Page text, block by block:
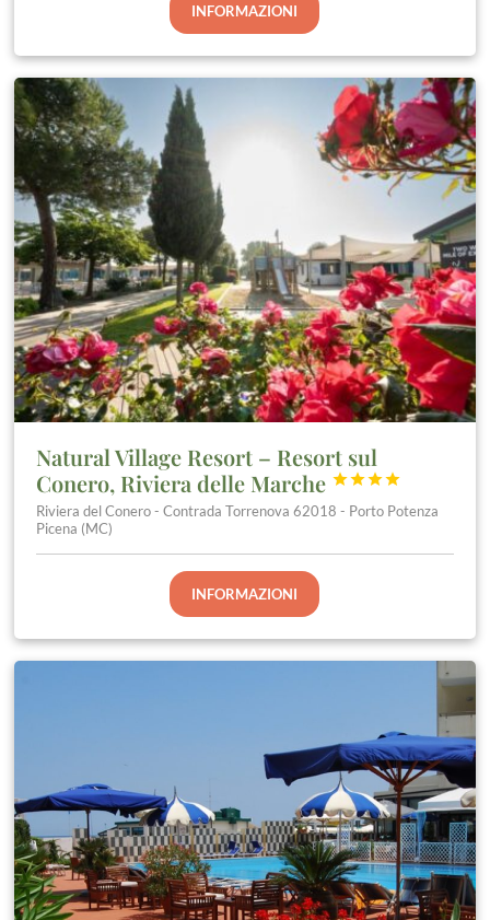
INFORMAZIONI
Natural Village Resort – Resort sul
Conero, Riviera delle Marche




Riviera del Conero - Contrada Torrenova 62018 - Porto Potenza
Picena (MC)
INFORMAZIONI